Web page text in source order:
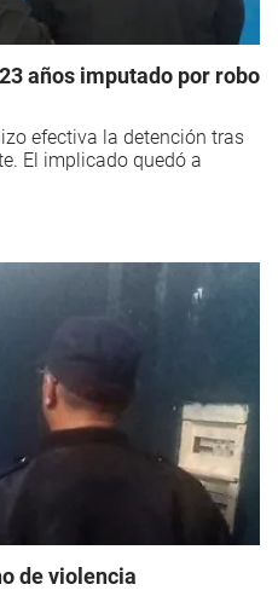
años imputado por robo
efectiva la detención tras
El implicado quedó a
de violencia